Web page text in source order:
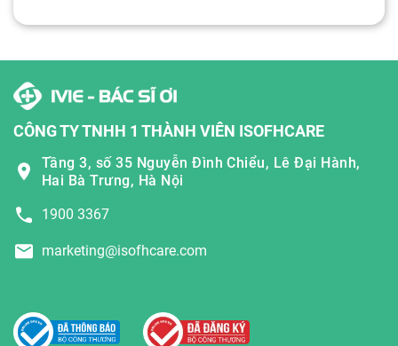
CÔNG TY TNHH 1 THÀNH VIÊN ISOFHCARE
Tầng 3, số 35 Nguyễn Đình Chiểu, Lê Đại Hành,
Hai Bà Trưng, Hà Nội
1900 3367
marketing@isofhcare.com